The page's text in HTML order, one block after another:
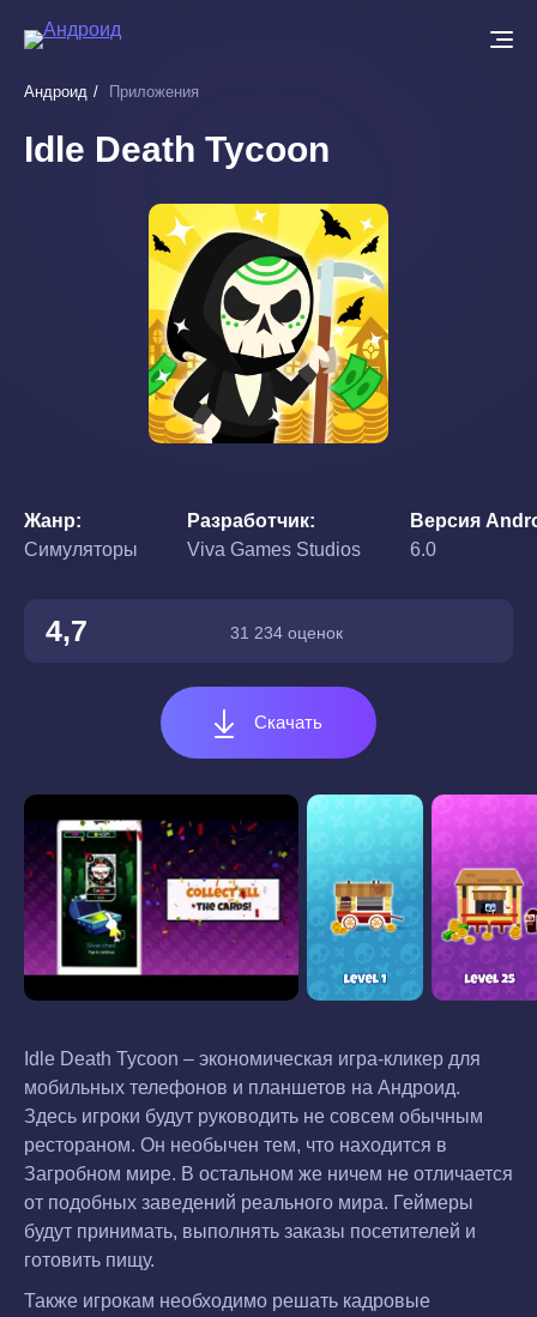
основному
Андроид Приложения
Idle Death Tycoon
Жанр
Симуляторы
Разработчик
Viva Games Studios
Версия
6.0
4,7 31 234 оценок
Скачать
Idle Death Tycoon – экономическая игра-кликер для
мобильных телефонов и планшетов на Андроид.
Здесь игроки будут руководить не совсем обычным
рестораном. Он необычен тем, что находится в
Загробном мире. В остальном же ничем не отличается
от подобных заведений реального мира. Геймеры
будут принимать, выполнять заказы посетителей и
готовить пищу.
Также игрокам необходимо решать кадровые